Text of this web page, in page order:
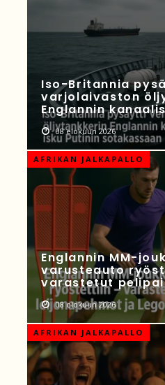
Iso-Britannia
varjolaivaston
Englannin
08 elokuun 2026
AFRIKAN JALKAPALLO
Englannin MM-
varusteauto
varastetut
08 elokuun 2026
AFRIKAN JALKAPALLO